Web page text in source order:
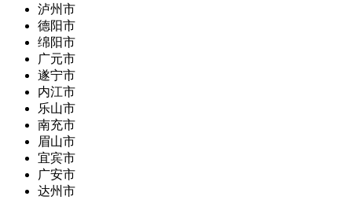
泸州市
德阳市
绵阳市
广元市
遂宁市
内江市
乐山市
南充市
眉山市
宜宾市
广安市
达州市